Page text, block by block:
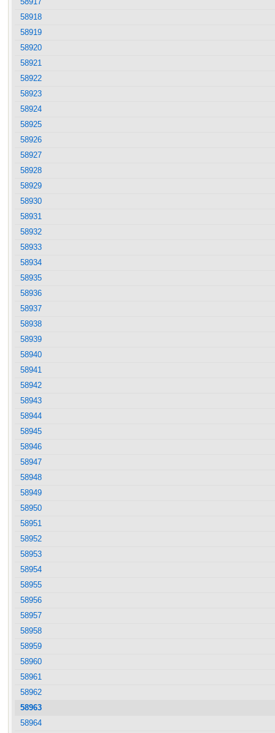
58918
58919
58920
58921
58922
58923
58924
58925
58926
58927
58928
58929
58930
58931
58932
58933
58934
58935
58936
58937
58938
58939
58940
58941
58942
58943
58944
58945
58946
58947
58948
58949
58950
58951
58952
58953
58954
58955
58956
58957
58958
58959
58960
58961
58962
58963
58964